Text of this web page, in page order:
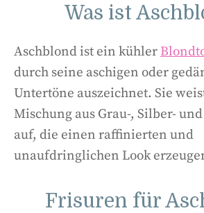
Was ist
Aschblond ist ein kühler
durch seine aschigen oder
Untertöne auszeichnet. Sie
Mischung aus Grau-, Silber-
auf, die einen raffinierten und
unaufdringlichen Look
Frisuren für